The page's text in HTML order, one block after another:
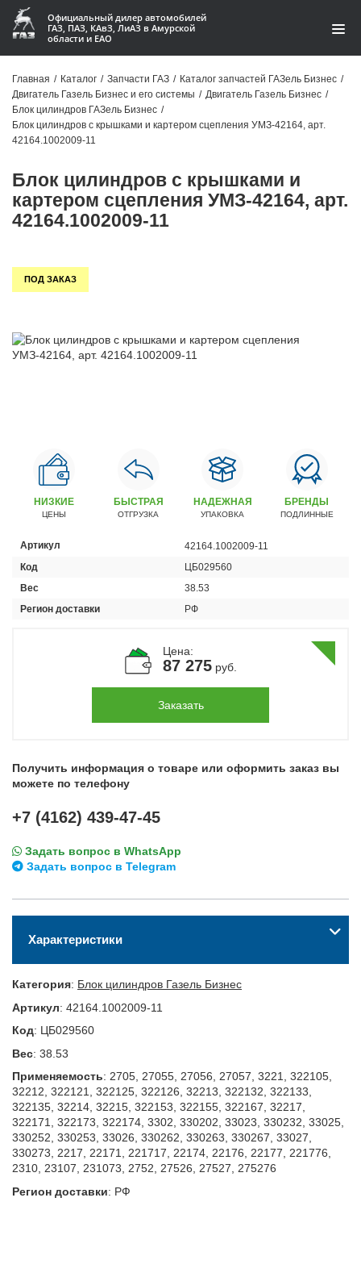
Официальный дилер автомобилей
ГАЗ, ПАЗ, КАвЗ, ЛиАЗ в Амурской
области и ЕАО
Акции
О компании
Контакты
Доставка
Статьи
Сервисный центр
+7 (4162) 22–95–69
График работы: ПН-ПТ с 8.30 до 18.00 (+6 по МСК)
График работы сервис: ПН-СБ с 8.30 до 20.00
Главная / Каталог / Запчасти ГАЗ / Каталог запчастей ГАЗель Бизнес /
Двигатель Газель Бизнес и его системы / Двигатель Газель Бизнес /
Блок цилиндров ГАЗель Бизнес /
Блок цилиндров с крышками и картером сцепления УМЗ-42164, арт.
42164.1002009-11
Блок цилиндров с крышками и
картером сцепления УМЗ-42164, арт.
42164.1002009-11
ПОД ЗАКАЗ
НИЗКИЕ
ЦЕНЫ
БЫСТРАЯ
ОТГРУЗКА
НАДЕЖНАЯ
УПАКОВКА
БРЕНДЫ
ПОДЛИННЫЕ
Артикул
42164.1002009-11
Код
ЦБ029560
Вес
38.53
Регион доставки
РФ
Цена:
87 275руб.
Заказать
Получить информация о товаре или оформить заказ вы
можете по телефону
+7 (4162) 439-47-45
Задать вопрос в WhatsApp
Задать вопрос в Telegram
Характеристики
Категория: Блок цилиндров Газель Бизнес
Артикул: 42164.1002009-11
Код: ЦБ029560
Вес: 38.53
Применяемость: 2705, 27055, 27056, 27057, 3221, 322105,
32212, 322121, 322125, 322126, 32213, 322132, 322133,
322135, 32214, 32215, 322153, 322155, 322167, 32217,
322171, 322173, 322174, 3302, 330202, 33023, 330232, 33025,
330252, 330253, 33026, 330262, 330263, 330267, 33027,
330273, 2217, 22171, 221717, 22174, 22176, 22177, 221776,
2310, 23107, 231073, 2752, 27526, 27527, 275276
Регион доставки: РФ